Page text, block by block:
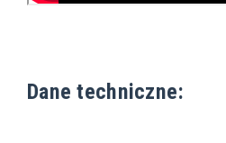
Dane techniczne: